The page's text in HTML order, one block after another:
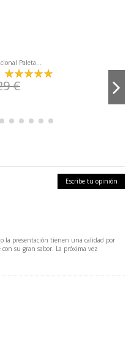
Paleta...
€
Escribe tu opinión
la presentación tienen una calidad por
su gran sabor. La próxima vez